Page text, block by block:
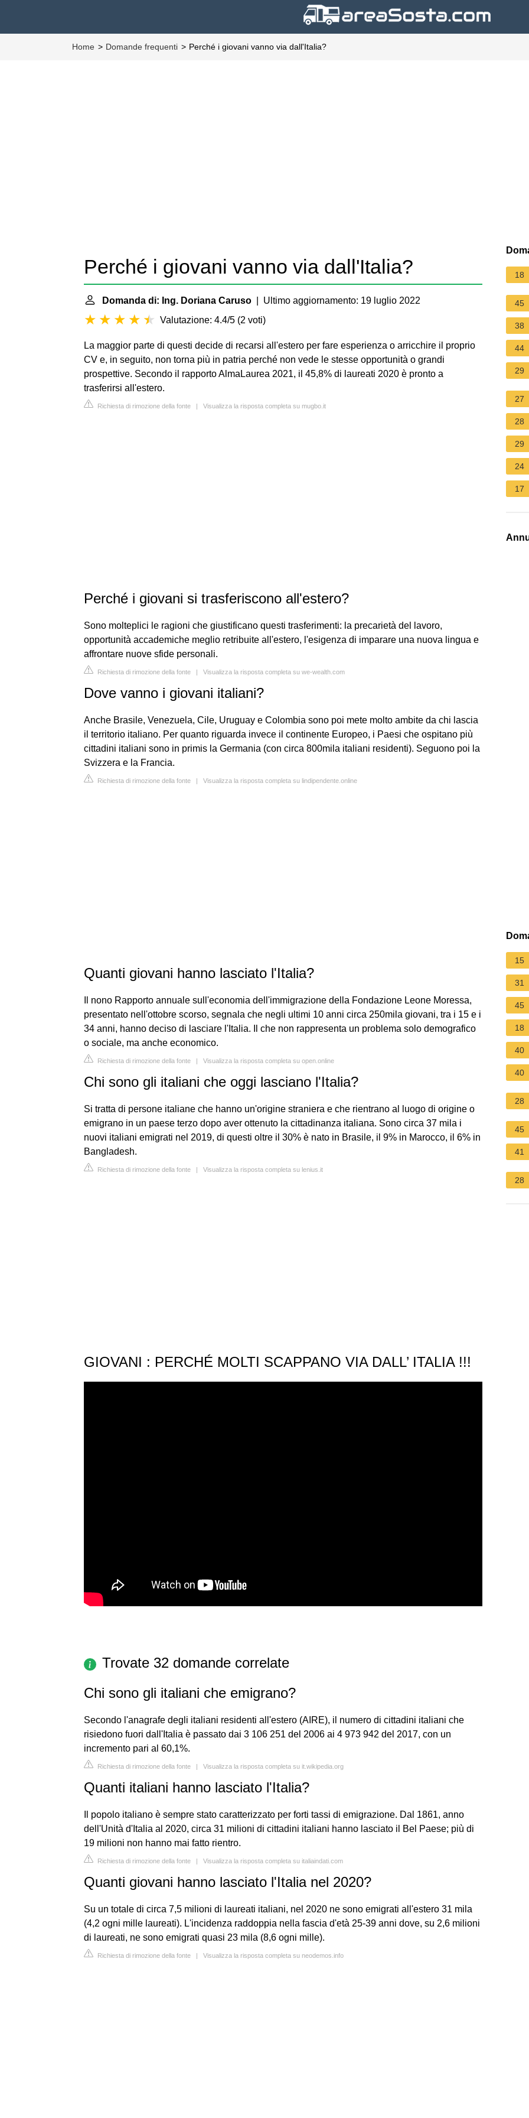
Home Domande frequenti Perché i giovani vanno via dall'Italia?
Perché i giovani vanno via dall'Italia?
Domanda di: Ing. Doriana Caruso | Ultimo aggiornamento: 19 luglio 2022
Valutazione: 4.4/5 (2 voti)
La maggior parte di questi decide di recarsi all'estero per fare esperienza o arricchire il proprio
CV e, in seguito, non torna più in patria perché non vede le stesse opportunità o grandi
prospettive. Secondo il rapporto AlmaLaurea 2021, il 45,8% di laureati 2020 è pronto a
trasferirsi all'estero.
Richiesta di rimozione della fonte | Visualizza la risposta completa su mugbo.it
Perché i giovani si trasferiscono all'estero?
Sono molteplici le ragioni che giustificano questi trasferimenti: la precarietà del lavoro,
opportunità accademiche meglio retribuite all'estero, l'esigenza di imparare una nuova lingua e
affrontare nuove sfide personali.
Richiesta di rimozione della fonte | Visualizza la risposta completa su we-wealth.com
Dove vanno i giovani italiani?
Anche Brasile, Venezuela, Cile, Uruguay e Colombia sono poi mete molto ambite da chi lascia
il territorio italiano. Per quanto riguarda invece il continente Europeo, i Paesi che ospitano più
cittadini italiani sono in primis la Germania (con circa 800mila italiani residenti). Seguono poi la
Svizzera e la Francia.
Richiesta di rimozione della fonte | Visualizza la risposta completa su lindipendente.online
Quanti giovani hanno lasciato l'Italia?
Il nono Rapporto annuale sull'economia dell'immigrazione della Fondazione Leone Moressa,
presentato nell'ottobre scorso, segnala che negli ultimi 10 anni circa 250mila giovani, tra i 15 e i
34 anni, hanno deciso di lasciare l'Italia. Il che non rappresenta un problema solo demografico
o sociale, ma anche economico.
Richiesta di rimozione della fonte | Visualizza la risposta completa su open.online
Chi sono gli italiani che oggi lasciano l'Italia?
Si tratta di persone italiane che hanno un'origine straniera e che rientrano al luogo di origine o
emigrano in un paese terzo dopo aver ottenuto la cittadinanza italiana. Sono circa 37 mila i
nuovi italiani emigrati nel 2019, di questi oltre il 30% è nato in Brasile, il 9% in Marocco, il 6% in
Bangladesh.
Richiesta di rimozione della fonte | Visualizza la risposta completa su lenius.it
GIOVANI : PERCHÉ MOLTI SCAPPANO VIA DALL’ ITALIA !!!
Trovate 32 domande correlate
Chi sono gli italiani che emigrano?
Secondo l'anagrafe degli italiani residenti all'estero (AIRE), il numero di cittadini italiani che
risiedono fuori dall'Italia è passato dai 3 106 251 del 2006 ai 4 973 942 del 2017, con un
incremento pari al 60,1%.
Richiesta di rimozione della fonte | Visualizza la risposta completa su it.wikipedia.org
Quanti italiani hanno lasciato l'Italia?
Il popolo italiano è sempre stato caratterizzato per forti tassi di emigrazione. Dal 1861, anno
dell'Unità d'Italia al 2020, circa 31 milioni di cittadini italiani hanno lasciato il Bel Paese; più di
19 milioni non hanno mai fatto rientro.
Richiesta di rimozione della fonte | Visualizza la risposta completa su italiaindati.com
Quanti giovani hanno lasciato l'Italia nel 2020?
Su un totale di circa 7,5 milioni di laureati italiani, nel 2020 ne sono emigrati all'estero 31 mila
(4,2 ogni mille laureati). L'incidenza raddoppia nella fascia d'età 25-39 anni dove, su 2,6 milioni
di laureati, ne sono emigrati quasi 23 mila (8,6 ogni mille).
Richiesta di rimozione della fonte | Visualizza la risposta completa su neodemos.info
18
45
38
44
29
27
28
29
24
17
15
31
45
18
40
40
28
45
41
28